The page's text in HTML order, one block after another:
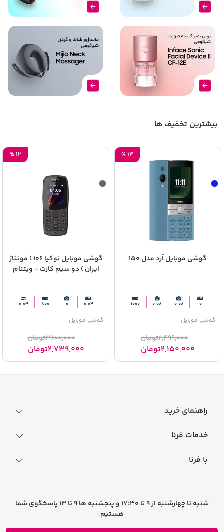
بیشترین تخفیف ها
گوشی موبایل اُرد مدل 150
0
0.08
0.08
1000
گوشی موبایل
2,499,000تومان
2,150,000تومان
14
%
گوشی موبایل نوکیا 106 ( مونتاژ
ایران ) دو سیم‌ کارت - ویتنام
0.04
0
800
0.04
گوشی موبایل
3,100,000تومان
2,739,000تومان
12
%
راهنمای خرید
راهنمای خرید اقساطی
خدمات فرنا
شرایط و قوانین
با فرنا
فرصت های شغلی
پیشنهادات و انتقادات
شنبه تا چهارشنبه از 9 تا 17:30 و پنجشنبه ها 9 تا 13 پاسخگوی شما
هستیم